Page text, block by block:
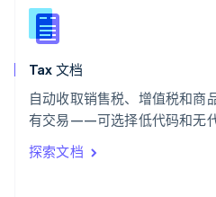
Tax 文档
自动收取销售税、增值税和商
有交易——可选择低代码和无代
探索文档
English
新西兰
匈牙利
意大利
ItalianoEnglish
印度
English